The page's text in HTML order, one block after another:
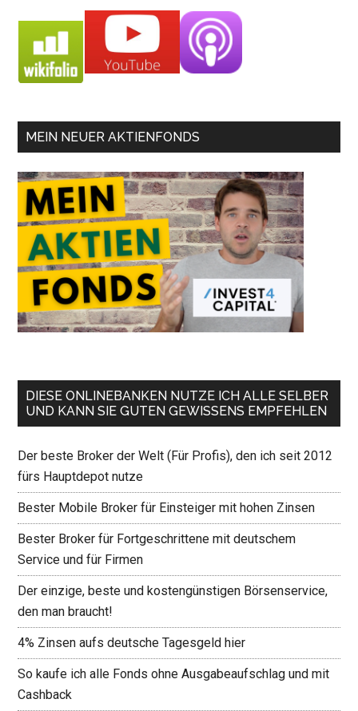
MEIN NEUER AKTIENFONDS
DIESE ONLINEBANKEN NUTZE ICH ALLE SELBER
UND KANN SIE GUTEN GEWISSENS EMPFEHLEN
Der beste Broker der Welt (Für Profis), den ich seit 2012
fürs Hauptdepot nutze
Bester Mobile Broker für Einsteiger mit hohen Zinsen
Bester Broker für Fortgeschrittene mit deutschem
Service und für Firmen
Der einzige, beste und kostengünstigen Börsenservice,
den man braucht!
4% Zinsen aufs deutsche Tagesgeld hier
So kaufe ich alle Fonds ohne Ausgabeaufschlag und mit
Cashback